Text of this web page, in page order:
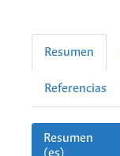
Resumen
Referencias
Resumen
(es)